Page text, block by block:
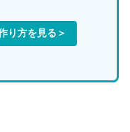
り方を見る＞